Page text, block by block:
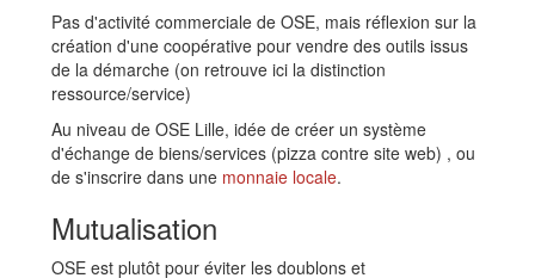
Pas d'activité commerciale de OSE, mais réflexion sur la
création d'une coopérative pour vendre des outils issus
de la démarche (on retrouve ici la distinction
ressource/service)
Au niveau de OSE Lille, idée de créer un système
d'échange de biens/services (pizza contre site web) , ou
de s'inscrire dans une monnaie locale.
Mutualisation
OSE est plutôt pour éviter les doublons et